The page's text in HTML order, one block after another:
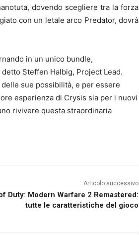
dovendo scegliere tra la forza
con un letale arco Predator, dovrà
in un unico bundle,
Steffen Halbig, Project Lead.
sue possibilità, e per essere
esperienza di Crysis sia per i nuovi
rivivere questa straordinaria
Articolo successivo
Duty: Modern Warfare 2 Remastered:
tutte le caratteristiche del gioco